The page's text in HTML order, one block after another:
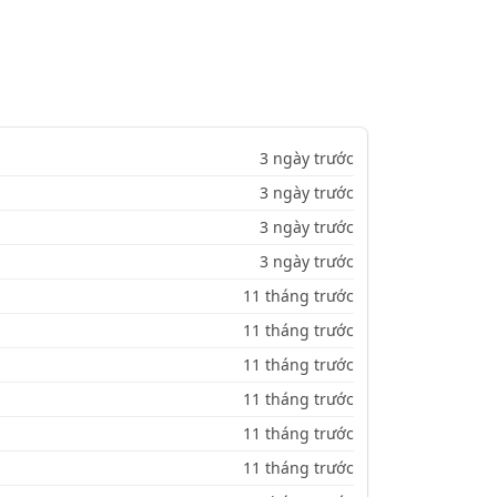
3 ngày trước
3 ngày trước
3 ngày trước
3 ngày trước
11 tháng trước
11 tháng trước
11 tháng trước
11 tháng trước
11 tháng trước
11 tháng trước